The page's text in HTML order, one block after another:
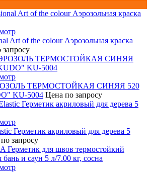
Art of the colour Аэрозольная краска
ТЕРМОСТОЙКАЯ СИНЯЯ 520
KU-5004 Цена по запросу
Герметик акриловый для дерева 5
запросу